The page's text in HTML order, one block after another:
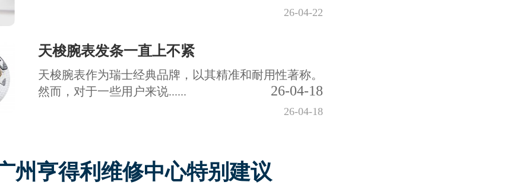
26-04-22
天梭腕表发条一直上不紧
天梭腕表作为瑞士经典品牌，以其精准和耐用性著称。
然而，对于一些用户来说......
26-04-18
26-04-18
州亨得利维修中心特别建议